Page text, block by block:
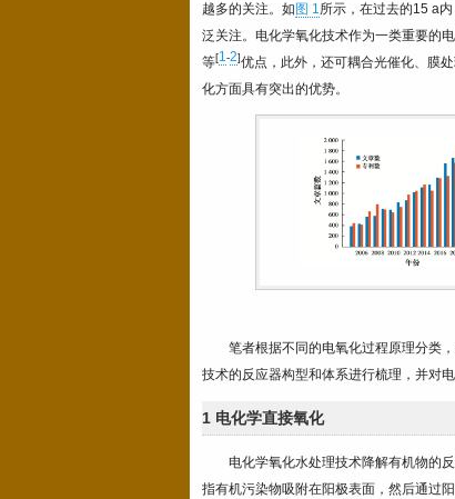
越多的关注。如 图 1所示，在过去的15 a
泛关注。电化学氧化技术作为一类重要的
等[1-2]优点，此外，还可耦合光催化、膜
化方面具有突出的优势。
笔者根据不同的电氧化过程原理分类
技术的反应器构型和体系进行梳理，并对
1 电化学直接氧化
电化学氧化水处理技术降解有机物的
指有机污染物吸附在阳极表面，然后通过